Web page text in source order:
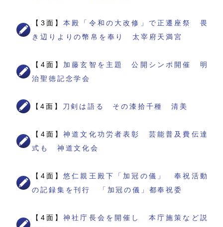
【3面】本殿「令和の大改修」で正遷座祭 畏
き辺りよりの幣帛を奉り 太宰府天満宮
【4面】 加藤玄智を主題 公開シンポ開催 明
治聖徳記念学会
【4面】 刀剣は語る その漆拾千種 清美
【4面】神道文化功労者表彰 芸能普及費伝達
式も 神道文化会
【4面】悠仁親王殿下「加冠の儀」 奉祝活動
の記録集を刊行 「加冠の儀」都奉祝委
【4面】神社庁長会を開催し 本庁施策など説